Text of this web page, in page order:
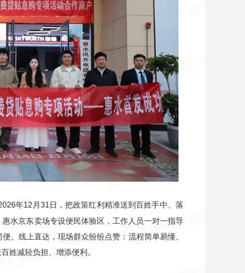
年12月31日，把政策红利精准送到百姓手中、落
水京东卖场专设便民体验区，工作人员一对一指导
、线上直达，现场群众纷纷点赞：流程简单易懂、
姓减轻负担、增添便利。